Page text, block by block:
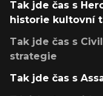
Tak jde čas s
historie kultovní
Tak jde čas s
strategie
Tak jde čas s